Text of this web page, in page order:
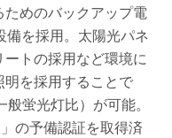
めのバックアップ電
を採用。太陽光パネ
トの採用など環境に
を採用することで
蛍光灯比）が可能。
の予備認証を取得済